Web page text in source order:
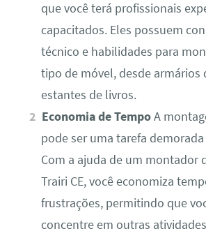
que você terá profissionais
capacitados. Eles possuem
técnico e habilidades para
tipo de móvel, desde armários
estantes de livros.
Economia de TempoA
pode ser uma tarefa
Com a ajuda de um montador
Trairi CE, você economiza
frustrações, permitindo que
concentre em outras